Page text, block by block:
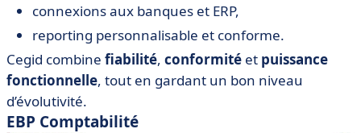
connexions aux banques et ERP,
reporting personnalisable et conforme.
Cegid combine fiabilité, conformité et puissance
fonctionnelle, tout en gardant un bon niveau
d’évolutivité.
EBP Comptabilité